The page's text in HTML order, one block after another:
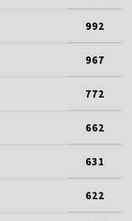
992
967
772
662
631
622